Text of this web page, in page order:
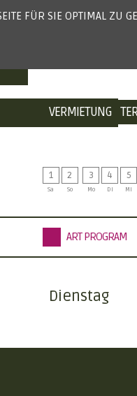
VERMIETUNG
1
Sa
2
So
3
Mo
4
Di
5
Mi
ART PROGRAM
Dienstag
FÜR SIE OPTIMAL ZU